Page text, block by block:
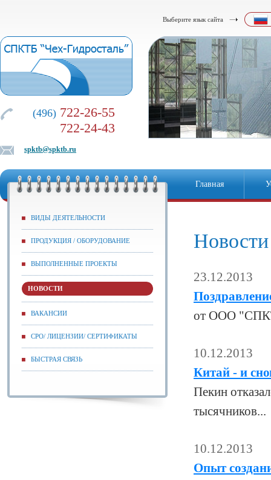
Выберите язык сайта
(496) 722-26-55
722-24-43
spktb@spktb.ru
Главная
ВИДЫ ДЕЯТЕЛЬНОСТИ
ПРОДУКЦИЯ / ОБОРУДОВАНИЕ
ВЫПОЛНЕННЫЕ ПРОЕКТЫ
НОВОСТИ
ВАКАНСИИ
СРО/ ЛИЦЕНЗИИ/ СЕРТИФИКАТЫ
БЫСТРАЯ СВЯЗЬ
Новости
23.12.2013
от ООО
10.12.2013
Китай - и
Пекин
тысячников...
10.12.2013
Опыт